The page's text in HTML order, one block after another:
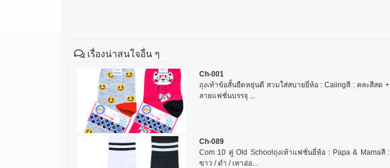
เรื่องน่าสนใจอื่น ๆ
Ch-001
ถุงเท้าข้อสั้นยืดหยุ่นดี สวมใส่สบายยี่ห้อ : Caiingสี : คละสีสด +
ลายแฟชั่นบรรจุ ...
Ch-089
Com 10 คู่ Old Schoolถุงเท้าแฟชั่นยี่ห้อ : Papa & Mamaสี :
ขาว / ดำ / เทาอ่อ...